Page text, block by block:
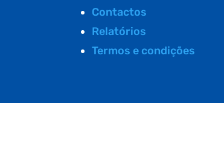
Contactos
Relatórios
Termos e condições